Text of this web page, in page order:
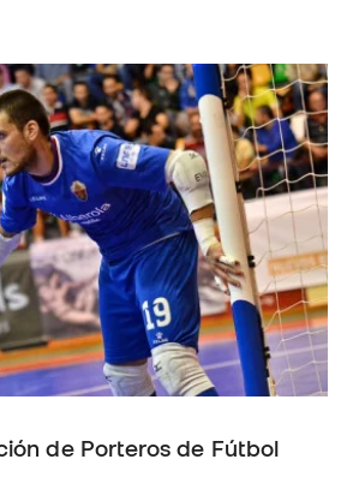
de Porteros de Fútbol